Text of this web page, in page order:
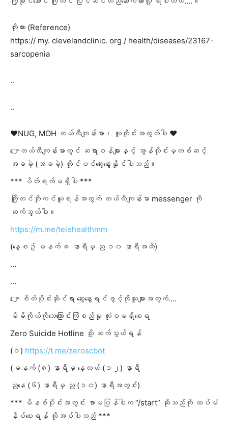
ကိုးကား (Reference)
https:// my. clevelandclinic. org / health/diseases/23167-
sarcopenia
..
..
❤️NUG, MOH တယ်လီကျန်းမာ၊ လူတိုင်းအတွက်ပါ ❤️
👉တယ်လီကျန်းမာတွင် ဆရာဝန်များနှင့် အွန်လိုင်းမှတစ်ဆင့်
အခမဲ့ (အခမဲ့) တိုင်ပင်ဆွေးနွေးနိုင်ပါသည်။
*** ပိတ်ရက်မရှိပါ ***
ကြိုတင်ဘိုကင်ယူရန်အတွက် တယ်လီကျန်းမာ messenger ကို
ဆက်သွယ်ပါ။
https://m.me/telehealthmm
(နေ့စဥ် မနက် ၈ နာရီမှ ည ၁၀ နာရီအထိ)
…
…
👉 စိတ်ပိုင်းဆိုင်ရာ ဆွေးနွေးရင်ဖွင့်လိုသူများအတွက်….
မိမိကိုယ်ကိုသေကြောင်းကြံစည်မှု လုံးဝမရှိစေရ
Zero Suicide Hotline သို့ ဆက်သွယ်ရန်
(၁) https://t.me/zeroscbot
(မနက် (၈) နာရီမှ နေ့လယ် (၁၂) နာရီ
ညနေ (၆) နာရီမှ ည (၁၀) နာရီအတွင်း)
*** မိနစ်ပိုင်းအတွင်း စာမပြန်ပါက “/start” ဆိုသည်ကို ထပ်မံ
နှိပ်ပေးရန် လိုအပ်ပါသည် ***